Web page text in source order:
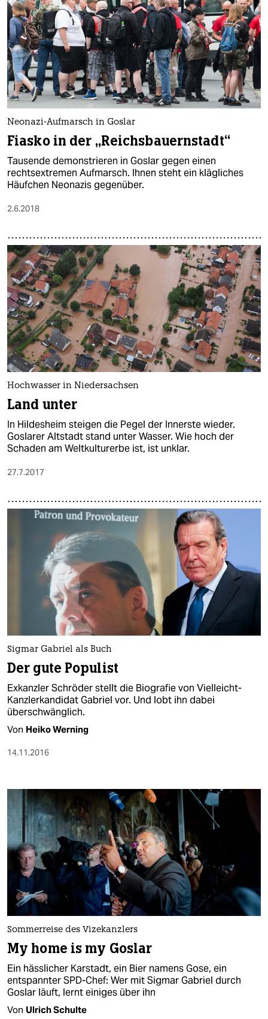
Neonazi-Aufmarsch in Goslar
Fiasko in der „Reichsbauernstadt“
Tausende demonstrieren in Goslar gegen einen
rechtsextremen Aufmarsch. Ihnen steht ein klägliches
Häufchen Neonazis gegenüber.
2.6.2018
Hochwasser in Niedersachsen
Land unter
In Hildesheim steigen die Pegel der Innerste wieder.
Goslarer Altstadt stand unter Wasser. Wie hoch der
Schaden am Weltkulturerbe ist, ist unklar.
27.7.2017
Sigmar Gabriel als Buch
Der gute Populist
Exkanzler Schröder stellt die Biografie von Vielleicht-
Kanzlerkandidat Gabriel vor. Und lobt ihn dabei
überschwänglich.
Von Heiko Werning
14.11.2016
Sommerreise des Vizekanzlers
My home is my Goslar
Ein hässlicher Karstadt, ein Bier namens Gose, ein
entspannter SPD-Chef: Wer mit Sigmar Gabriel durch
Goslar läuft, lernt einiges über ihn
Von Ulrich Schulte